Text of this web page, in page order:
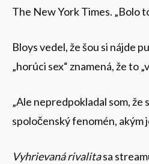
The New York Times. „Bolo
Bloys vedel, že šou si nájde
„horúci sex“ znamená, že to
„Ale nepredpokladal som, že
spoločenský fenomén, akým
Vyhrievaná rivalitasa